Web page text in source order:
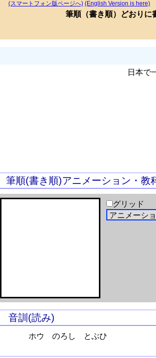
(スマートフォン版ページへ) (English Version is here)
筆順（書き順）どおりに
日本で
筆順(書き順)アニメーション・教
グリッド
音訓(読み)
ホウ のろし とぶひ